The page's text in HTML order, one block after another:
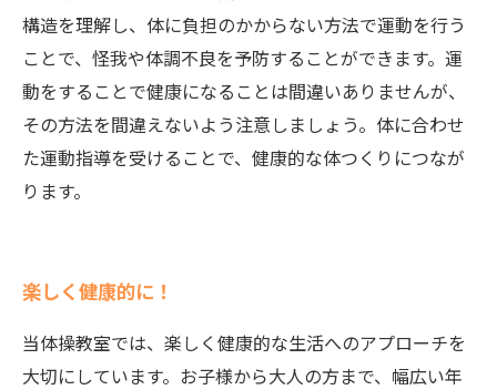
構造を理解し、体に負担のかからない方法で運動を行う
ことで、怪我や体調不良を予防することができます。運
動をすることで健康になることは間違いありませんが、
その方法を間違えないよう注意しましょう。体に合わせ
た運動指導を受けることで、健康的な体つくりにつなが
ります。
楽しく健康的に！
当体操教室では、楽しく健康的な生活へのアプローチを
大切にしています。お子様から大人の方まで、幅広い年